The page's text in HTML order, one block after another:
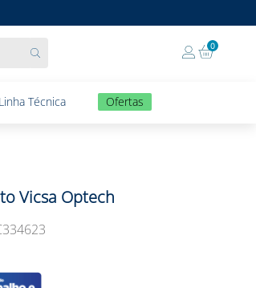
0
Linha Técnica Ofertas
Vicsa Optech